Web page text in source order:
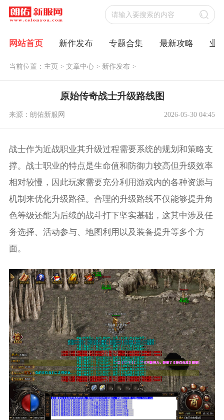
网站首页 新作发布 专题合集 最新攻略 业
当前位置： 主页> 文章中心> 新作发布>
原始传奇战士升级路线图
来源：朗佑新服网 2026-05-30 04:45
战士作为近战职业其升级过程需要系统的规划和策略支
撑。战士职业的特点是生命值和防御力较高但升级效率
相对较慢，因此玩家需要充分利用游戏内的各种资源与
机制来优化升级路径。合理的升级路线不仅能够提升角
色等级还能为后续的战斗打下坚实基础，这其中涉及任
务选择、活动参与、地图利用以及装备提升等多个方
面。